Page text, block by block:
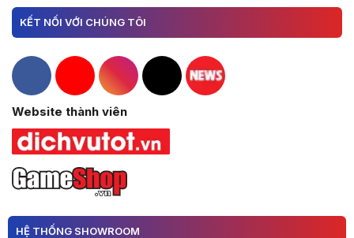
KẾT NỐI VỚI CHÚNG TÔI
Hacom Facebook
Hacom YouTube
Hacom Instagram
Hacom TikTok
Website thành viên
HỆ THỐNG SHOWROOM